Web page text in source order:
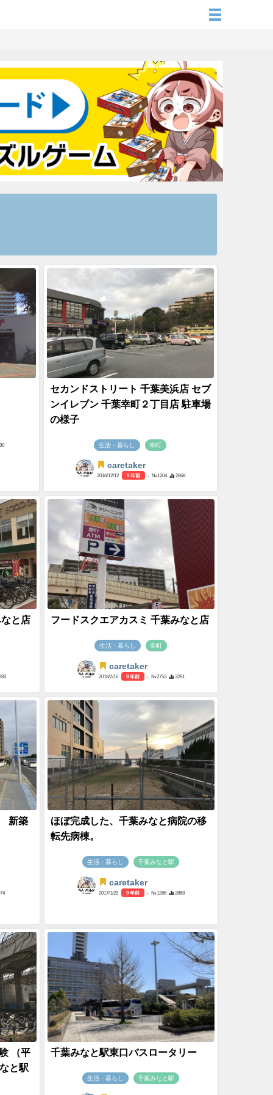
セカンドストリート 千葉美浜店 セブ
ンイレブン 千葉幸町２丁目店 駐車場
の様子
生活・暮らし 幸町
caretaker
2016/12/12 9 年前 - №1204 2868
と店 フードスクエアカスミ 千葉みなと店
生活・暮らし 幸町
caretaker
2018/2/16 8 年前 - №2753 3281
新築
ほぼ完成した、千葉みなと病院の移
転先病棟。
生活・暮らし 千葉みなと駅
caretaker
2017/1/29 9 年前 - №1286 2868
（平
と駅
千葉みなと駅東口バスロータリー
生活・暮らし 千葉みなと駅